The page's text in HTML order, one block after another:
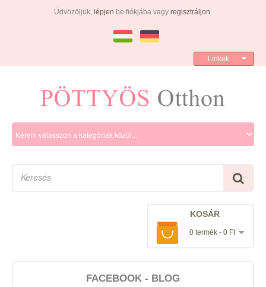
Üdvözöljük, lépjen be fiókjába vagy regisztráljon.
Linkek
KOSÁR
0 termék - 0 Ft
FACEBOOK - BLOG